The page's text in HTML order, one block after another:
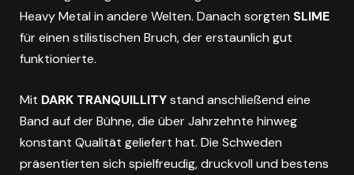
Heavy Metal in andere Welten. Danach sorgten SLIME
für einen stilistischen Bruch, der erstaunlich gut
funktionierte.
Mit DARK TRANQUILLITYstand anschließend eine
Band auf der Bühne, die über Jahrzehnte hinweg
konstant Qualität geliefert hat. Die Schweden
präsentierten sich spielfreudig, druckvoll und bestens